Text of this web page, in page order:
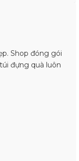
Shop đóng gói
đựng quà luôn